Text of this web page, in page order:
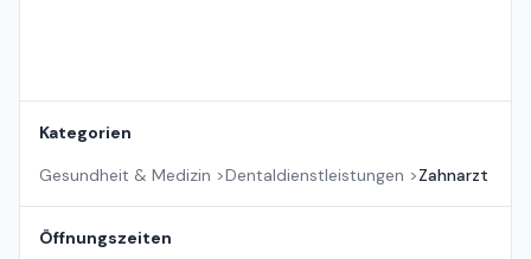
Kategorien
Gesundheit & Medizin >Dentaldienstleistungen >Zahnarzt
Öffnungszeiten